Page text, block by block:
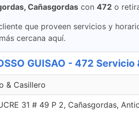
Cañasgordas con 472 o
que proveen servicios y
cercana aquí.
GUISAO - 472 Servicio
& Casillero
31 # 49 P 2, Cañasgordas,